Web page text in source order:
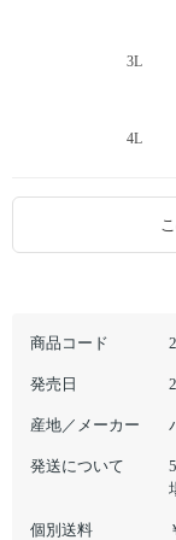
商品コード
発売日
産地／メーカー
発送について
個別送料
3L
4L